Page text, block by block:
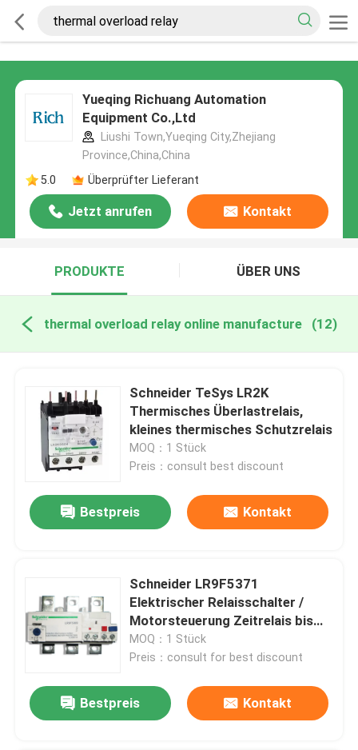
Yueqing Richuang Automation
Equipment Co.,Ltd
Liushi Town,Yueqing City,Zhejiang
Province,China,China
5.0
Überprüfter Lieferant
Jetzt anrufen Kontakt
PRODUKTE ÜBER UNS
thermal overload relay online manufacture (12)
Schneider TeSys LR2K
Thermisches Überlastrelais,
kleines thermisches Schutzrelais
MOQ：1 Stück
Preis：consult best discount
Bestpreis Kontakt
Schneider LR9F5371
Elektrischer Relaisschalter /
Motorsteuerung Zeitrelais bis
630A
MOQ：1 Stück
Preis：consult for best discount
Bestpreis Kontakt